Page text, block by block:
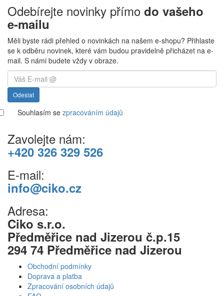
Odebírejte novinky přímo do vašeho
e-mailu
Měli byste rádi přehled o novinkách na našem e-shopu? Přihlaste
se k odběru novinek, které vám budou pravidelně přicházet na e-
mail. S námi budete vždy v obraze.
Odeslat
Souhlasím se zpracováním údajů
Zavolejte nám:
+420 326 329 526
E-mail:
info@ciko.cz
Adresa:
Ciko s.r.o.
Předměřice nad Jizerou č.p.15
294 74 Předměřice nad Jizerou
Obchodní podmínky
Doprava a platba
Zpracování osobních údajů